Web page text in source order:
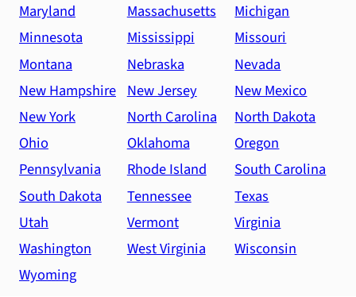
Maryland
Massachusetts
Michigan
Minnesota
Mississippi
Missouri
Montana
Nebraska
Nevada
New Hampshire New Jersey
New Mexico
New York
North Carolina
North Dakota
Ohio
Oklahoma
Oregon
Pennsylvania
Rhode Island
South Carolina
South Dakota
Tennessee
Texas
Utah
Vermont
Virginia
Washington
West Virginia
Wisconsin
Wyoming